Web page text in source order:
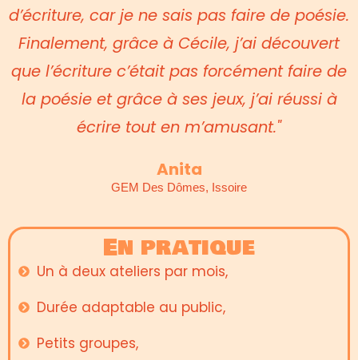
d’écriture, car je ne sais pas faire de poésie.
Finalement, grâce à Cécile, j’ai découvert
que l’écriture c’était pas forcément faire de
la poésie et grâce à ses jeux, j’ai réussi à
écrire tout en m’amusant."
Anita
GEM Des Dômes, Issoire
En pratique
Un à deux ateliers par mois,
Durée adaptable au public,
Petits groupes,